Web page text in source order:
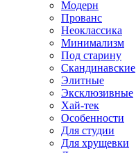
Модерн
Прованс
Неоклассика
Минимализм
Под старину
Скандинавские
Элитные
Эксклюзивные
Хай-тек
Особенности
Для студии
Для хрущевки